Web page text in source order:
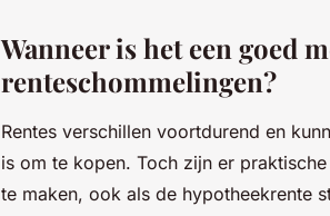
Wanneer is het een goed
renteschommelingen?
Rentes verschillen voortdurend en
is om te kopen. Toch zijn er
te maken, ook als de hypotheekrente